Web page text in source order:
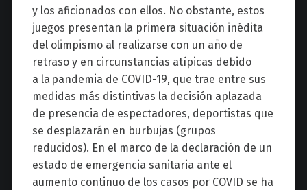
y los aficionados con ellos. No obstante, estos
juegos presentan la primera situación inédita
del olimpismo al realizarse con un año de
retraso y en circunstancias atípicas debido
a la pandemia de COVID-19, que trae entre sus
medidas más distintivas la decisión aplazada
de presencia de espectadores, deportistas que
se desplazarán en burbujas (grupos
reducidos). En el marco de la declaración de un
estado de emergencia sanitaria ante el
aumento continuo de los casos por COVID se ha